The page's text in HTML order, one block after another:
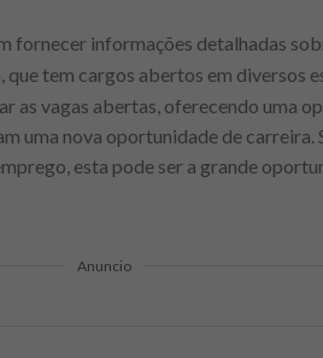
fornecer informações detalhadas
que tem cargos abertos em diversos
vagas abertas, oferecendo uma
uma nova oportunidade de carreira.
esta pode ser a grande
Anuncio